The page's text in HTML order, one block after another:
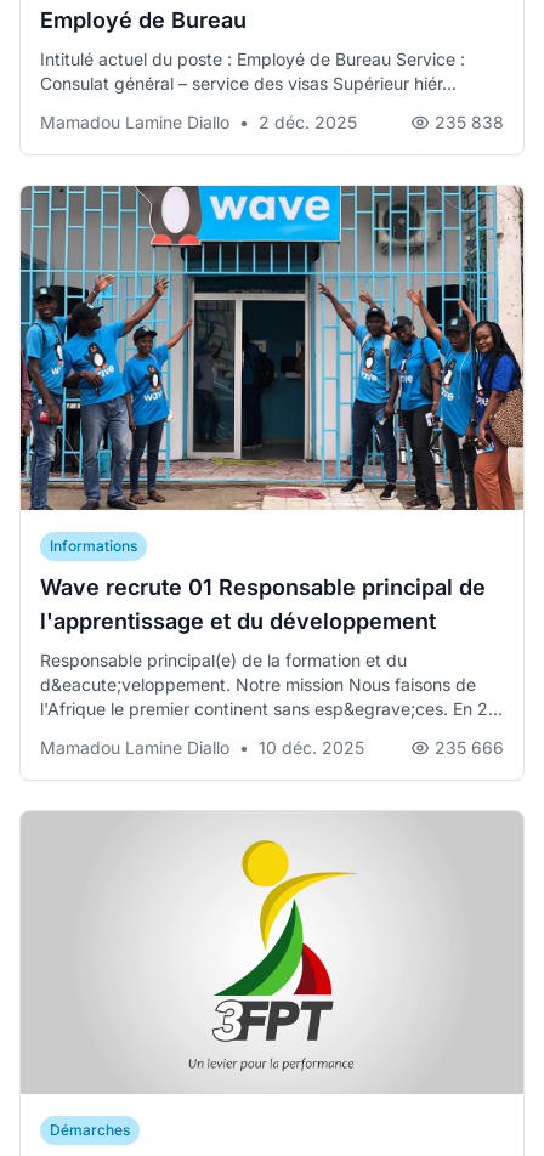
Employé de Bureau
Intitulé actuel du poste : Employé de Bureau Service :
Consulat général – service des visas Supérieur hiér...
Mamadou Lamine Diallo • 2 déc. 2025 235 838
Informations
Wave recrute 01 Responsable principal de
l'apprentissage et du développement
Responsable principal(e) de la formation et du
d&eacute;veloppement. Notre mission Nous faisons de
l'Afrique le premier continent sans esp&egrave;ces. En 2...
Mamadou Lamine Diallo • 10 déc. 2025 235 666
Démarches